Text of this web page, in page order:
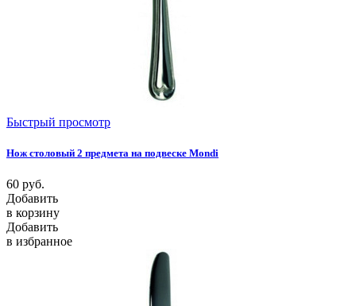
Быстрый просмотр
Нож столовый 2 предмета на подвеске Mondi
60 руб.
Добавить
в корзину
Добавить
в избранное